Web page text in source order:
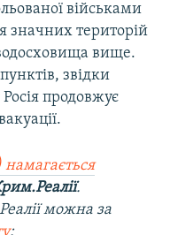
військами
значних територій
вище.
звідки
продовжує
.
можна за